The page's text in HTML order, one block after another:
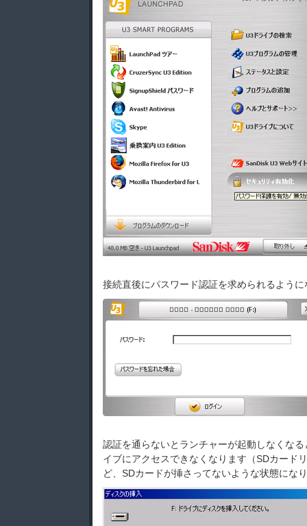
接続直後にパスワード認証を求められるように
認証を通らないとランチャーが起動しなくな
イブにアクセスできなくなります（SDカード
ど、SDカードが挿さってないような状態にな